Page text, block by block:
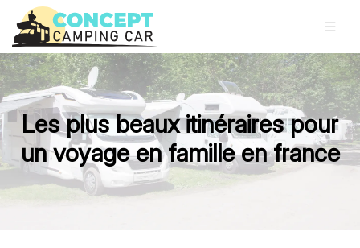
Les plus beaux itinéraires pour
un voyage en famille en france